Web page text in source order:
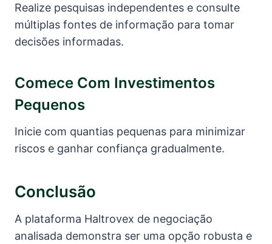
Realize pesquisas independentes e consulte
múltiplas fontes de informação para tomar
decisões informadas.
Comece Com Investimentos
Pequenos
Inicie com quantias pequenas para minimizar
riscos e ganhar confiança gradualmente.
Conclusão
A plataforma Haltrovex de negociação
analisada demonstra ser uma opção robusta e